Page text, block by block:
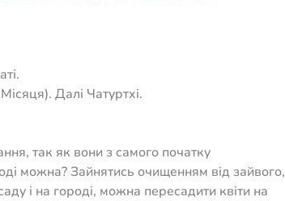
Далі Чатуртхі.
так як вони з самого початку
можна? Зайнятись очищенням від зайвого,
і на городі, можна пересадити квіти на